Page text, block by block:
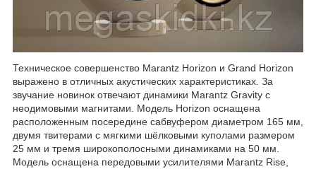
Техническое совершенство Marantz Horizon и Grand Horizon
выражено в отличных акустических характеристиках. За
звучание новинок отвечают динамики Marantz Gravity с
неодимовыми магнитами. Модель Horizon оснащена
расположенным посередине сабвуфером диаметром 165 мм,
двумя твитерами с мягкими шёлковыми куполами размером
25 мм и тремя широкополосными динамиками на 50 мм.
Модель оснащена передовыми усилителями Marantz Rise,